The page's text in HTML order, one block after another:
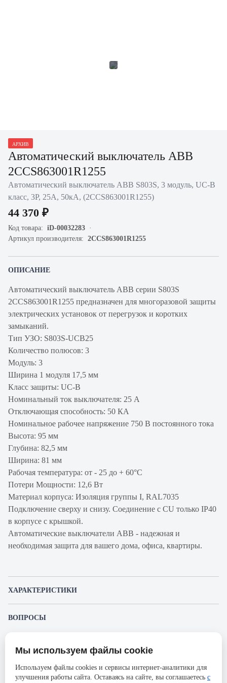
АРХИВ
Автоматический выключатель ABB
2CCS863001R1255
Автоматический выключатель ABB S803S, 3 модуль, UC-B
класс, 3P, 25А, 50кА, (2CCS863001R1255)
44 370 ₽
Код товара: iD-00032283
Артикул производителя: 2CCS863001R1255
ОПИСАНИЕ
Автоматический выключатель ABB серии S803S
2CCS863001R1255 предназначен для многоразовой защиты
электрических установок от перегрузок и коротких
замыканий.
Тип УЗО: S803S-UCB25
Количество полюсов: 3
Модуль: 3
Ширина 1 модуля 17,5 мм
Класс защиты: UC-B
Номинальный ток выключателя: 25 А
Отключающая способность: 50 КА
Номинальное рабочее напряжение 750 В постоянного тока
Высота: 95 мм
Глубина: 82,5 мм
Ширина: 81 мм
Рабочая температура: от - 25 до + 60°С
Потери Мощности: 12,6 Вт
Материал корпуса: Изоляция группы I, RAL7035
Подключение сверху и снизу. Соединение с CU только IP40
в корпусе с крышкой.
Автоматические выключатели ABB - надежная и
необходимая защита для вашего дома, офиса, квартиры.
ХАРАКТЕРИСТИКИ
Производитель
Серия
S803S
ВОПРОСЫ
Пожалуйста, авторизуйтесь, чтобы иметь
Представленные изображения и характеристики могут отличаться от реального
без предварительного уведомления. Компания АйДистрибьют не несёт
ответственности в случае не соответствия текущей модели товаров фотографиям,
Мы используем файлы cookie
Используем файлы cookies и сервисы интернет-аналитики для
улучшения работы сайта. Оставаясь на сайте, вы соглашаетесь с